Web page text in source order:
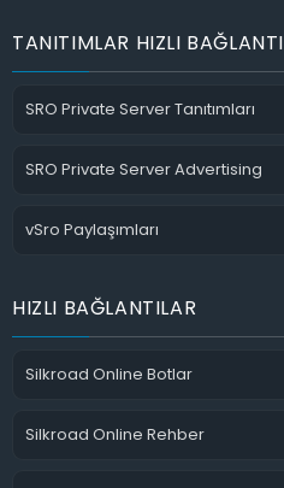
TANITIMLAR HIZLI BAĞLANTI
SRO Private Server Tanıtımları
SRO Private Server Advertising
vSro Paylaşımları
HIZLI BAĞLANTILAR
Silkroad Online Botlar
Silkroad Online Rehber